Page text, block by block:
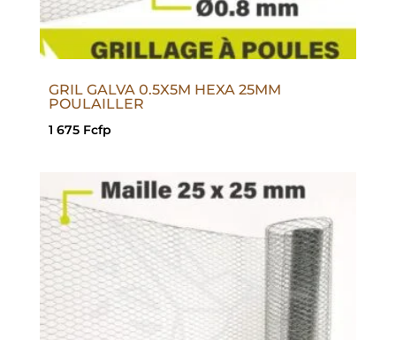
GRIL GALVA 0.5X5M HEXA 25MM
POULAILLER
1 675 Fcfp